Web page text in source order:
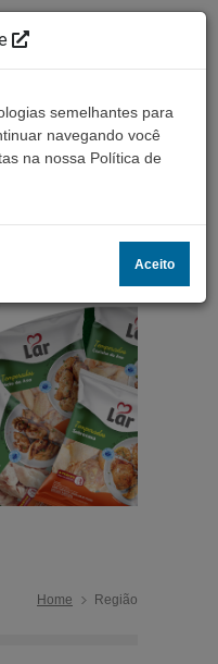
Home Região
semelhantes para
navegando você
na nossa Política de
Aceito